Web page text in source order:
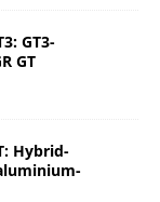
GT3-
GT
Hybrid-